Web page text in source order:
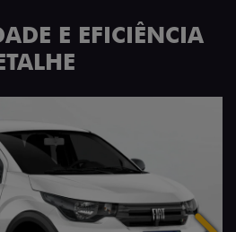
E EFICIÊNCIA